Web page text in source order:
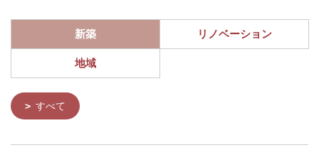
新築 リノベーション
地域
すべて